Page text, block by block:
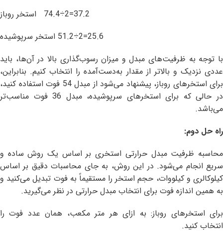
37.2=2÷74.4 استخر روباز
25.6=2÷51.2 استخر سرپوشیده
با توجه به ظرفیت‌های مبدل و میزان رسوب‌گذاری بالا در آن‌ها، باید
عددی نزدیک و بالاتر از مقدار به‌دست‌آمده را انتخاب کنیم. بنابراین،
برای استخرهای روباز، پیشنهاد می‌شود از مبدل 54 فوت استفاده کنید،
در حالی که برای استخرهای سرپوشیده، مبدل 36 فوت مناسب‌تر
می‌باشد.
راه حل دوم:
محاسبه ظرفیت مبدل حرارتی استخری بر اساس یک روش ساده و
سریع انجام می‌شود. در این روش، به جای محاسبات دقیق بر اساس
کیلوکالری و کیلووات، حجم استخر را مستقیماً به فوت تبدیل می‌کنید و
به همین اندازه فوت برای انتخاب مبدل حرارتی در نظر می‌گیرید.
برای استخرهای روباز: به ازای هر متر مکعب، همان عدد فوت را
انتخاب کنید.